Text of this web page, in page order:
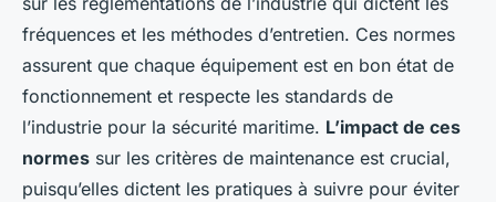
fréquences et les méthodes d’entretien. Ces normes
assurent que chaque équipement est en bon état de
fonctionnement et respecte les standards de
l’industrie pour la sécurité maritime. L’impact de ces
normes sur les critères de maintenance est crucial,
puisqu’elles dictent les pratiques à suivre pour éviter